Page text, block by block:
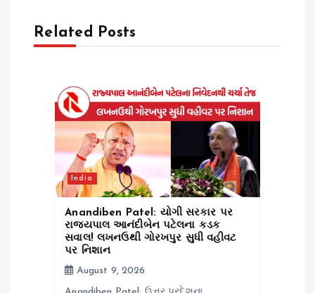
gRelated Posts
India
Anandiben Patel: યોગી સરકાર પર
રાજ્યપાલ આનંદીબેન પટેલના કડક
સવાલ! લખનઉથી ગોરખપુર સુધી વહીવટ
પર નિશાન
August 9, 2026